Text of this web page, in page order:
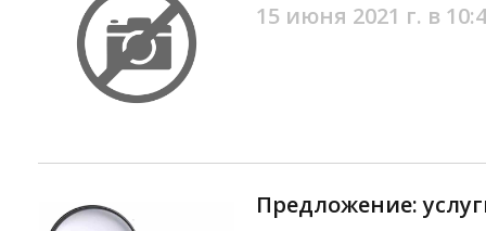
15 июня 2021 г. в
Предложение: